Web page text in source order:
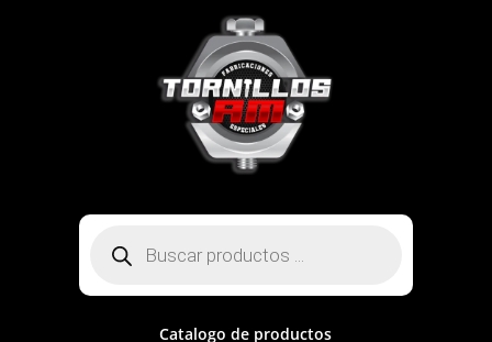
productos
Catalogo de productos